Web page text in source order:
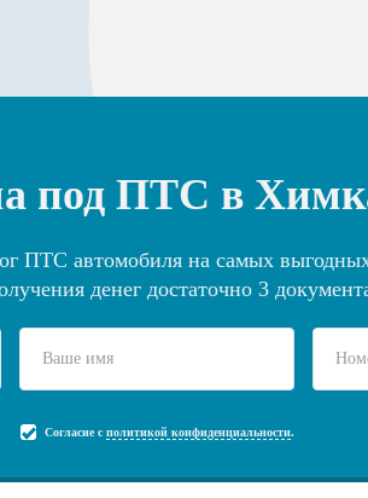
под ПТС в
ПТС автомобиля на самых
денег достаточно 3
Согласие с политикой конфиденциальности.